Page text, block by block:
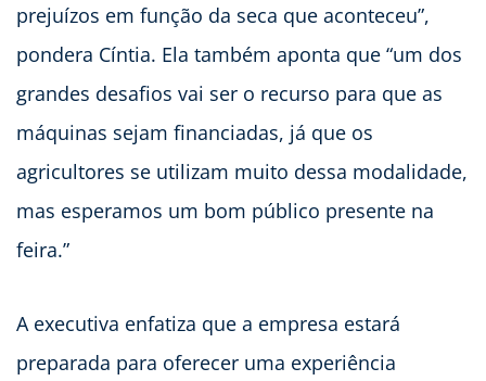
prejuízos em função da seca que aconteceu”,
pondera Cíntia. Ela também aponta que “um dos
grandes desafios vai ser o recurso para que as
máquinas sejam financiadas, já que os
agricultores se utilizam muito dessa modalidade,
mas esperamos um bom público presente na
feira.”
A executiva enfatiza que a empresa estará
preparada para oferecer uma experiência